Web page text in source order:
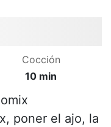
Cocción
10 min
poner el ajo, la